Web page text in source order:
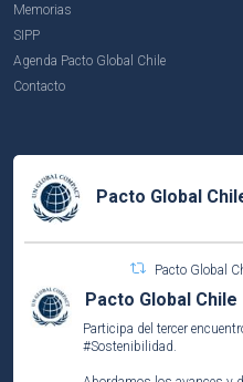
Memorias
SIPP
Agenda Pacto Global Chile
Contacto
Pacto Global
Pacto Global
Pacto Global Chile
Participa del tercer
#Sostenibilidad